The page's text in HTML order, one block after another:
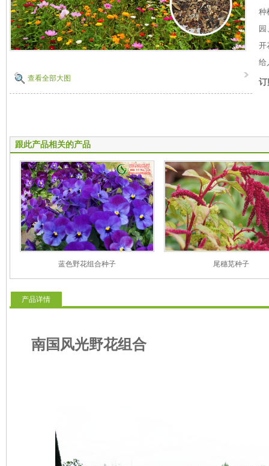
查看全部大图
种
开
给
订
跟此产品相关的产品
蓝色野花组合种子 尾穗苋种子
产品详情
南国风光野花组合